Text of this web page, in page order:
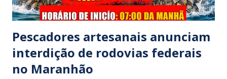
ocorrênc...
Pescadores artesanais anunciam
interdição de rodovias federais
no Maranhão